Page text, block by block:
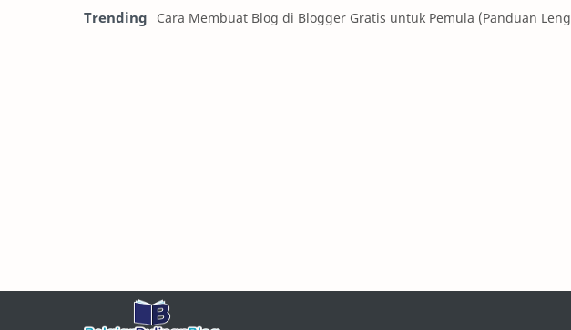
Trending Cara Membuat Blog di Blogger Gratis untuk Pemula (Panduan